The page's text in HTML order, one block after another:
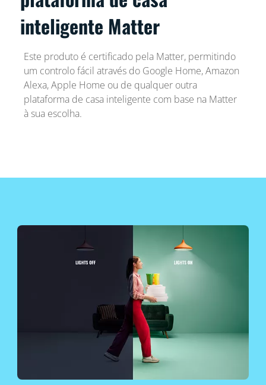
inteligente Matter
Este produto é certificado pela Matter, permitindo
um controlo fácil através do Google Home, Amazon
Alexa, Apple Home ou de qualquer outra
plataforma de casa inteligente com base na Matter
à sua escolha.